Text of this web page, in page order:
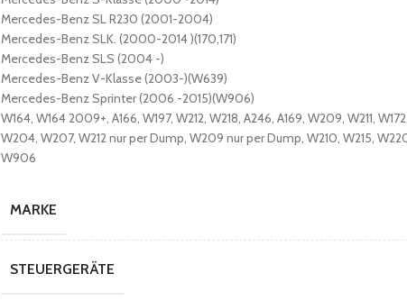
Mercedes-Benz SL R230 (2001-2004)
Mercedes-Benz SLK. (2000-2014 )(170,171)
Mercedes-Benz SLS (2004 -)
Mercedes-Benz V-Klasse (2003-)(W639)
Mercedes-Benz Sprinter (2006 -2015)(W906)
W164, W164 2009+, A166, W197, W212, W218, A246, A169, W209, W211,
W204, W207, W212 nur per Dump, W209 nur per Dump, W210, W215,
W906
MARKE
STEUERGERÄTE